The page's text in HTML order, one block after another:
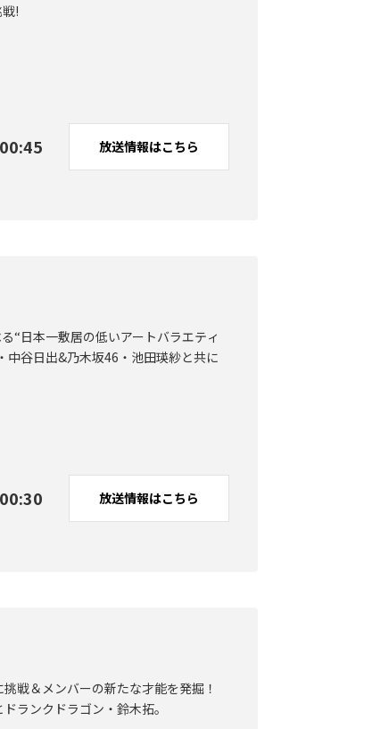
!
放送情報はこちら
“日本一敷居の低いアートバラエティ
中谷日出&乃木坂46・池田瑛紗と共に
放送情報はこちら
戦＆メンバーの新たな才能を発掘！
ランクドラゴン・鈴木拓。